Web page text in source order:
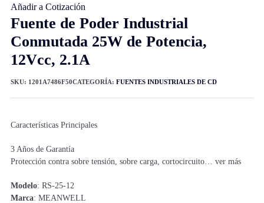
Fuente de Poder Industrial
Conmutada 25W de Potencia,
12Vcc, 2.1A
Características Principales
3 Años de Garantía
Protección contra sobre tensión, sobre carga, cortocircuito… ver más
Modelo: RS-25-12
Marca: MEANWELL
Añadir a Cotización
SKU: 1201A7486F50CATEGORÍA: FUENTES INDUSTRIALES DE CD